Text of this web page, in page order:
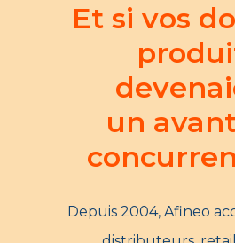
Et si vos
un
Depuis 2004, Afineo